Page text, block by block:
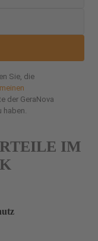
Sie, die
der GeraNova
haben.
IM